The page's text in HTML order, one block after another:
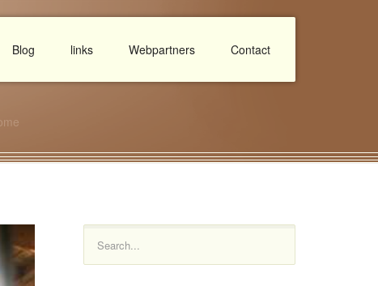
Blog links Webpartners Contact